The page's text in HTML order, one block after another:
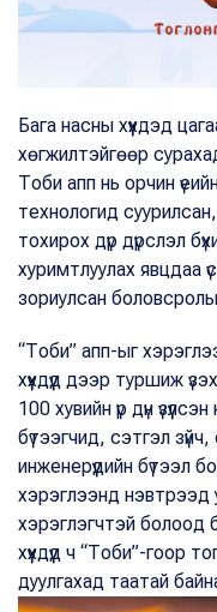
Бага насны хүүхдэд
хөгжилтэйгөөр
Тоби апп нь орчин
технологид
тохирох дүр дүрслэл
хуримтлуулах явцдаа
зориулсан
“Тоби” апп-ыг
хүүхдүүд дээр туршиж
100 хувийн үр дүн
бүтээгчид, сэтгэл зүйч,
инженерүүдийн бүтээл
хэрэглээнд нэвтрээд
хэрэглэгчтэй болоод
хүүхдүүд ч “Тоби”-гоор
дуулгахад таатай